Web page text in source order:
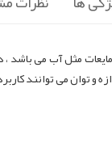
مثل آب می باشد ،
و توان می توانند